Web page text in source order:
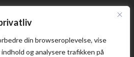
din browseroplevelse, vise
og analysere trafikken på